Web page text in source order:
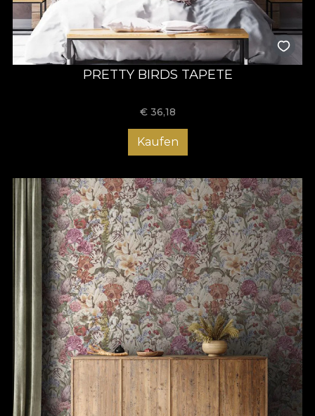
PRETTY BIRDS TAPETE
€ 36,18
Kaufen